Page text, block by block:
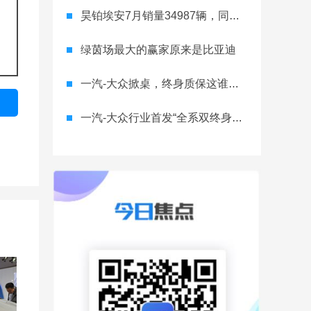
昊铂埃安7月销量34987辆，同比增长31.74%，全新Ray系列蓄势待发
绿茵场最大的赢家原来是比亚迪
一汽-大众掀桌，终身质保这谁顶得住？
一汽-大众行业首发“全系双终身质保” 重树汽车服务新标杆